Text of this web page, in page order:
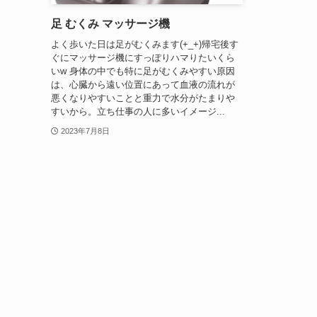
足 むくみ マッサージ機
よく歩いた日は足がむくみます(+_+)帰宅後す
ぐにマッサージ機にすっぽりハマりたいくら
いw 身体の中でも特に足がむくみやすい原因
は、心臓から遠い位置にあって血液の流れが
悪くなりやすいことと重力で水分がたまりや
すいから。立ち仕事の人に多いイメージ...
2023年7月8日